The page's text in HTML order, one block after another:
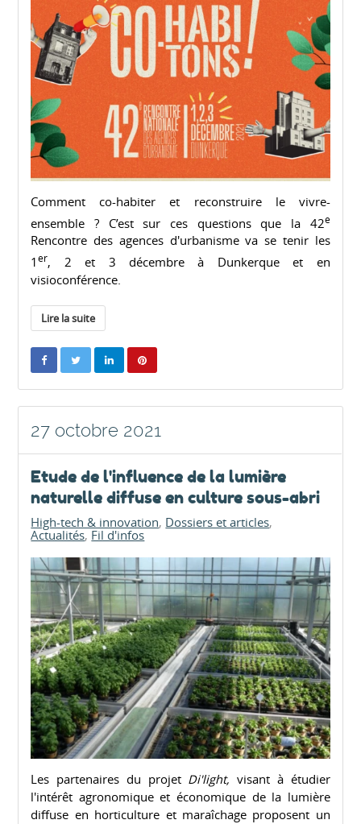
Comment co-habiter et reconstruire le vivre-
ensemble ? C’est sur ces questions que la 42e
Rencontre des agences d'urbanisme va se tenir les
1er, 2 et 3 décembre à Dunkerque et en
visioconférence.
Lire la suite
27 octobre 2021
Etude de l'influence de la lumière
naturelle diffuse en culture sous-abri
High-tech & innovation Dossiers et articles
Actualités Fil d'infos
Les partenaires du projet Di'light, visant à étudier
l'intérêt agronomique et économique de la lumière
diffuse en horticulture et maraîchage proposent un